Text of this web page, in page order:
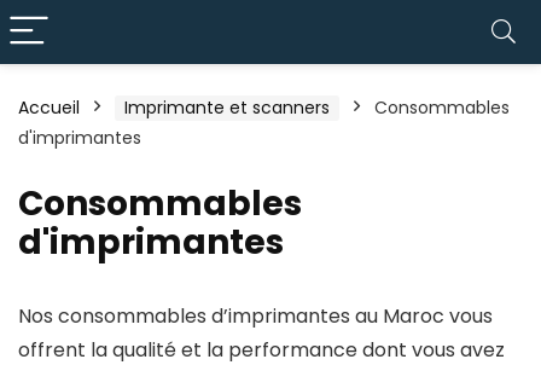
Accueil Imprimante et scanners
Consommables
d'imprimantes
Consommables
d'imprimantes
Nos consommables d’imprimantes au Maroc vous
offrent la qualité et la performance dont vous avez